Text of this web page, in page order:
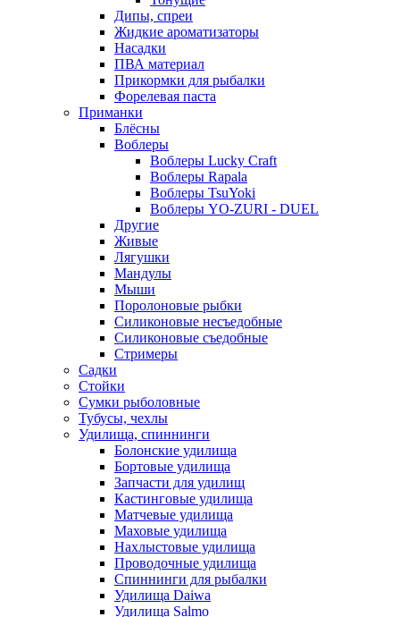
Дипы, спреи
Жидкие ароматизаторы
Насадки
ПВА материал
Прикормки для рыбалки
Форелевая паста
Приманки
Блёсны
Воблеры
Воблеры Lucky Craft
Воблеры Rapala
Воблеры TsuYoki
Воблеры YO-ZURI - DUEL
Другие
Живые
Лягушки
Мандулы
Мыши
Поролоновые рыбки
Силиконовые несъедобные
Силиконовые съедобные
Стримеры
Садки
Стойки
Сумки рыболовные
Тубусы, чехлы
Удилища, спиннинги
Болонские удилища
Бортовые удилища
Запчасти для удилищ
Кастинговые удилища
Матчевые удилища
Маховые удилища
Нахлыстовые удилища
Проводочные удилища
Спиннинги для рыбалки
Удилища Daiwa
Удилища Salmo